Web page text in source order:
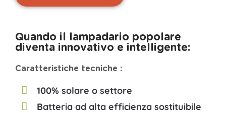
Quando il lampadario popolare
diventa innovativo e intelligente:
Caratteristiche tecniche :
100% solare o settore
Batteria ad alta efficienza sostituibile